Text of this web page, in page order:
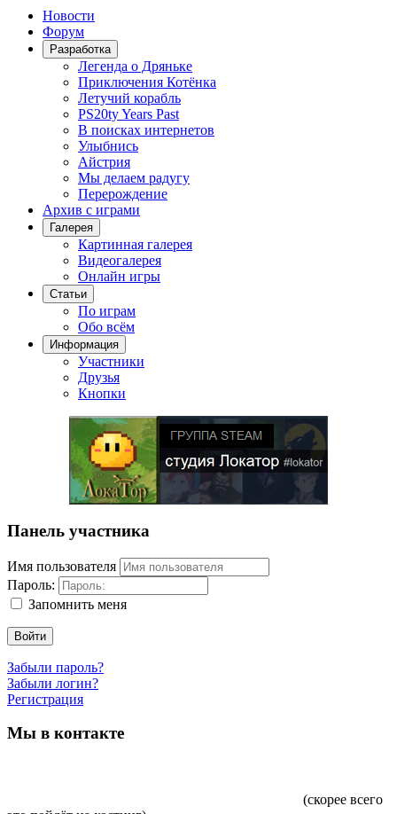
Новости
Форум
Разработка
Легенда о Дряньке
Приключения Котёнка
Летучий корабль
PS20ty Years Past
В поисках интернетов
Улыбнись
Айстрия
Мы делаем радугу
Перерождение
Архив с играми
Галерея
Картинная галерея
Видеогалерея
Онлайн игры
Статьи
По играм
Обо всём
Информация
Участники
Друзья
Кнопки
Панель участника
Имя пользователя
Пароль:
Запомнить меня
Войти
Забыли пароль?
Забыли логин?
Регистрация
Мы в контакте
(скорее всего